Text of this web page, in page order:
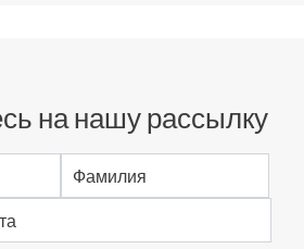
на нашу рассылку